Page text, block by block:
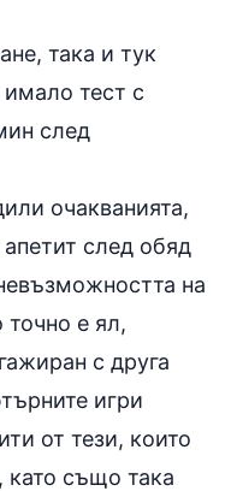
така и тук
тест с
след
очакванията,
след обяд
на
точно е ял,
с друга
игри
от тези, които
като също така